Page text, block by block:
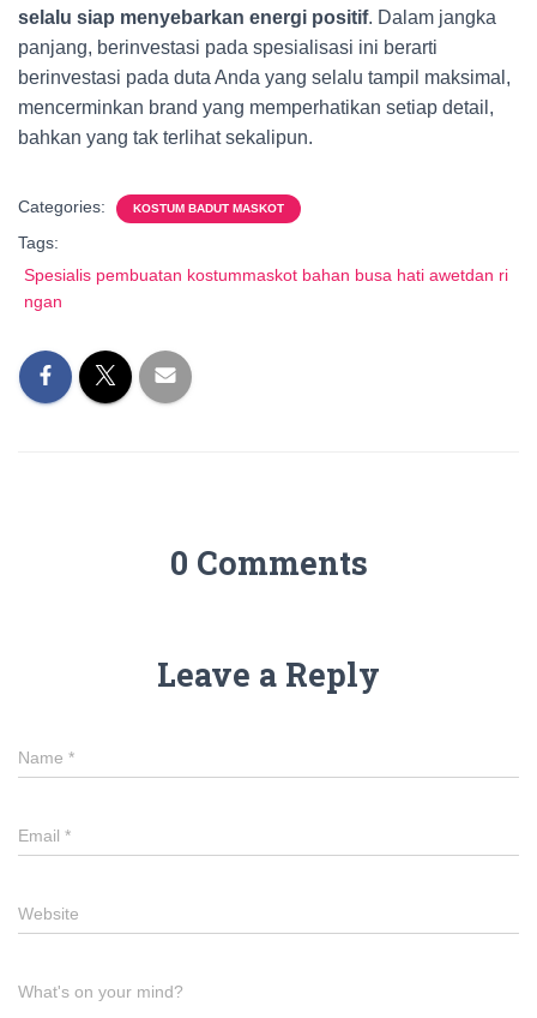
selalu siap menyebarkan energi positif. Dalam jangka
panjang, berinvestasi pada spesialisasi ini berarti
berinvestasi pada duta Anda yang selalu tampil maksimal,
mencerminkan brand yang memperhatikan setiap detail,
bahkan yang tak terlihat sekalipun.
Categories: KOSTUM BADUT MASKOT
Tags:
Spesialis pembuatan kostummaskot bahan busa hati awetdan ri
ngan
0 Comments
Leave a Reply
Name *
Email *
Website
What's on your mind?